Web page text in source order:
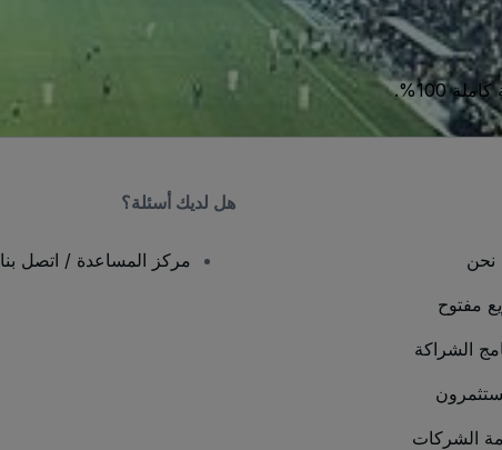
100%.
نحن
مفتوح
الشراكة
الشركات
هل لديك أسئلة؟
مركز المساعدة / اتصل بنا